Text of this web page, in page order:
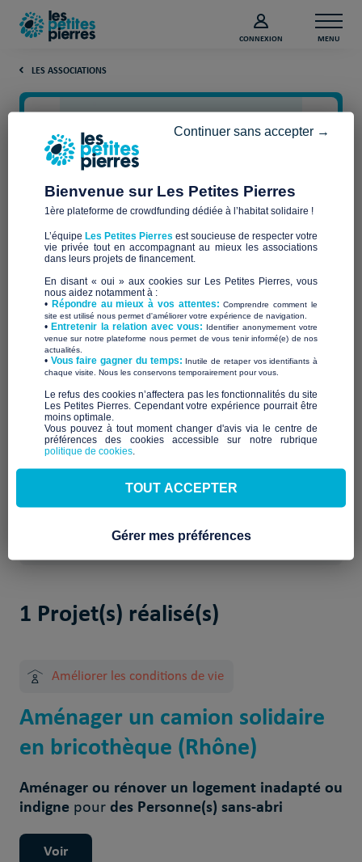
CONNEXION MENU
LES ASSOCIATIONS
Espace créateur de
Solidarités
Qui sommes-nous ?
Description à venir
Notre mission et nos
engagements
1 Projet(s) réalisé(s)
Améliorer les conditions de vie
Aménager un camion solidaire
en bricothèque (Rhône)
Aménager ou rénover un logement inadapté ou
indigne pourdes Personne(s) sans-abri
Voir
Bienvenue sur Les Petites Pierres
1ère plateforme de crowdfunding dédiée à l’habitat solidaire !
L’équipe Les Petites Pierres est soucieuse de respecter votre
vie privée tout en accompagnant au mieux les associations
dans leurs projets de financement.
En disant « oui » aux cookies sur Les Petites Pierres, vous
nous aidez notamment à :
• Répondre au mieux à vos attentes:Comprendre comment le
site est utilisé nous permet d'améliorer votre expérience de navigation.
•Entretenir la relation avec vous: Identifier anonymement votre
venue sur notre plateforme nous permet de vous tenir informé(e) de nos
actualités.
​• Vous faire gagner du temps: Inutile de retaper vos identifiants à
chaque visite. Nous les conservons temporairement pour vous.
​Le refus des cookies n’affectera pas les fonctionnalités du site
Les Petites Pierres. Cependant votre expérience pourrait être
moins optimale.​
Vous pouvez à tout moment changer d'avis via le centre de
préférences des cookies accessible sur notre rubrique
politique de cookies
Continuer sans accepter →
TOUT ACCEPTER
Gérer mes préférences